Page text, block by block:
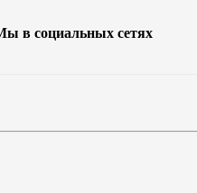
в социальных сетях